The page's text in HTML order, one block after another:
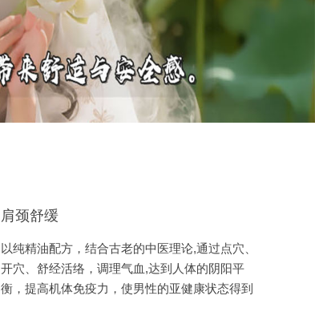
肩颈舒缓
以纯精油配方，结合古老的中医理论,通过点穴、
开穴、舒经活络，调理气血,达到人体的阴阳平
衡，提高机体免疫力，使男性的亚健康状态得到